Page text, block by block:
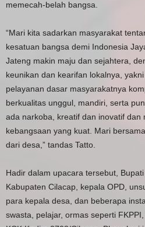
memecah-belah bangsa.
“Mari kita sadarkan masyarakat
kesatuan bangsa demi Indonesia
Jateng makin maju dan sejahtera,
keunikan dan kearifan lokalnya,
pelayanan dasar masyarakatnya
berkualitas unggul, mandiri, serta
ada narkoba, kreatif dan inovatif dan
kebangsaan yang kuat. Mari
dari desa,” tandas Tatto.
Hadir dalam upacara tersebut,
Kabupaten Cilacap, kepala OPD,
para kepala desa, dan beberapa
swasta, pelajar, ormas seperti